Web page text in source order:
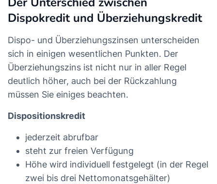
Dispokredit und Überziehungskredit
Dispo- und Überziehungszinsen unterscheiden
sich in einigen wesentlichen Punkten. Der
Überziehungszins ist nicht nur in aller Regel
deutlich höher, auch bei der Rückzahlung
müssen Sie einiges beachten.
Dispositionskredit
jederzeit abrufbar
steht zur freien Verfügung
Höhe wird individuell festgelegt (in der Regel
zwei bis drei Nettomonatsgehälter)